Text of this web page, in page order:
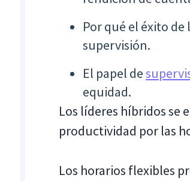
Por qué el éxito
supervisión.
El papel de
equidad.
Los líderes híbridos se
productividad por las
Los horarios flexibles